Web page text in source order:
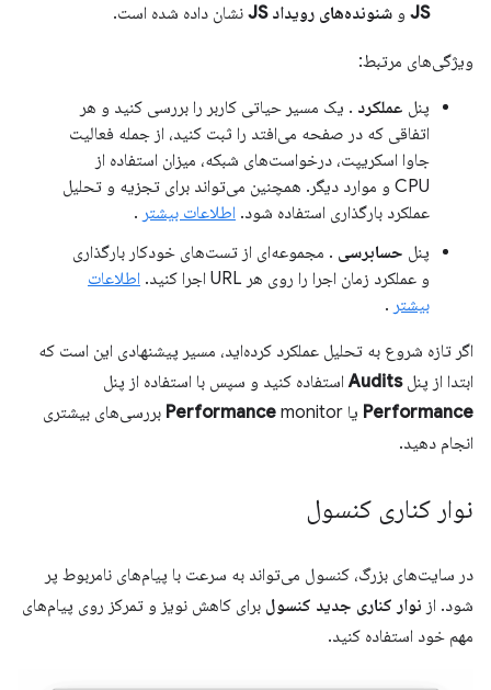
JS و شنونده‌های رویداد JS نشان داده شده است.
ویژگی‌های مرتبط:
پنل عملکرد . یک مسیر حیاتی کاربر را بررسی کنید و هر
اتفاقی که در صفحه می‌افتد را ثبت کنید، از جمله فعالیت
جاوا اسکریپت، درخواست‌های شبکه، میزان استفاده از
CPU و موارد دیگر. همچنین می‌تواند برای تجزیه و تحلیل
عملکرد بارگذاری استفاده شود. اطلاعات بیشتر .
پنل حسابرسی . مجموعه‌ای از تست‌های خودکار بارگذاری
و عملکرد زمان اجرا را روی هر URL اجرا کنید.
اطلاعات
بیشتر .
اگر تازه شروع به تحلیل عملکرد کرده‌اید، مسیر پیشنهادی این است که
ابتدا از پنلAuditsاستفاده کنید و سپس با استفاده از پنل
Performance یا Performance monitor بررسی‌های بیشتری
انجام دهید.
نوار کناری کنسول
در سایت‌های بزرگ، کنسول می‌تواند به سرعت با پیام‌های نامربوط پر
شود. از نوار کناری جدید کنسول برای کاهش نویز و تمرکز روی پیام‌های
مهم خود استفاده کنید.